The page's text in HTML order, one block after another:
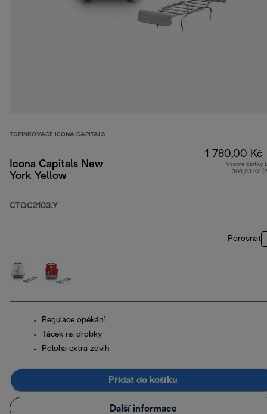
TOPINKOVAČE ICONA CAPITALS
Icona Capitals New
York Yellow
CTOC2103.Y
1 780,00 Kč
Včetně částky
308,93 Kč
Porovnat
Regulace opékání
Tácek na drobky
Poloha extra zdvih
Přidat do košíku
Další informace